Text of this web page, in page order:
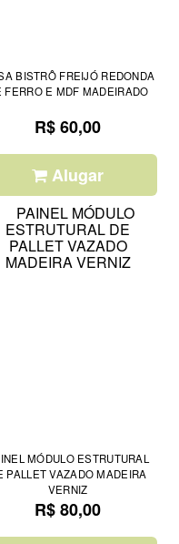
BISTRÔ FREIJÓ REDONDA
FERRO E MDF MADEIRADO
R$ 60,00
Alugar
MÓDULO ESTRUTURAL
PALLET VAZADO MADEIRA
VERNIZ
R$ 80,00